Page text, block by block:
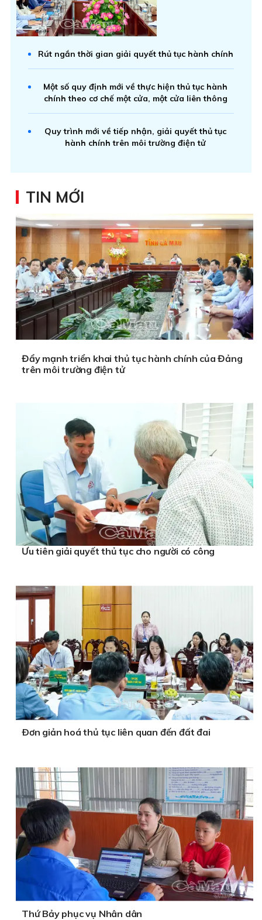
Rút ngắn thời gian giải quyết thủ tục hành chính
Một số quy định mới về thực hiện thủ tục hành
chính theo cơ chế một cửa, một cửa liên thông
Quy trình mới về tiếp nhận, giải quyết thủ tục
hành chính trên môi trường điện tử
TIN MỚI
Đẩy mạnh triển khai thủ tục hành chính của Đảng
trên môi trường điện tử
Ưu tiên giải quyết thủ tục cho người có công
Ðơn giản hoá thủ tục liên quan đến đất đai
Thứ Bảy phục vụ Nhân dân